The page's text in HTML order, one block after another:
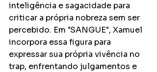
inteligência e sagacidade para
criticar a própria nobreza sem ser
percebido. Em "SANGUE", Xamuel
incorpora essa figura para
expressar sua própria vivência no
trap, enfrentando julgamentos e